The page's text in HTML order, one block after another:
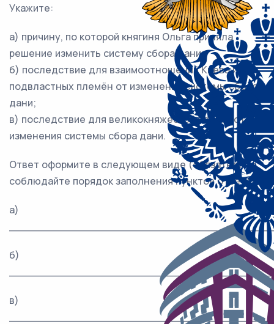
Укажите:
а) причину, по которой княгиня Ольга приняла
решение изменить систему сбора дани;
б) последствие для взаимоотношений Киева и
подвластных племён от изменения системы сбора
дани;
в) последствие для великокняжеской власти от
изменения системы сбора дани.
Ответ оформите в следующем виде (обязательно
соблюдайте порядок заполнения пунктов ответа).
а)
б)
в)